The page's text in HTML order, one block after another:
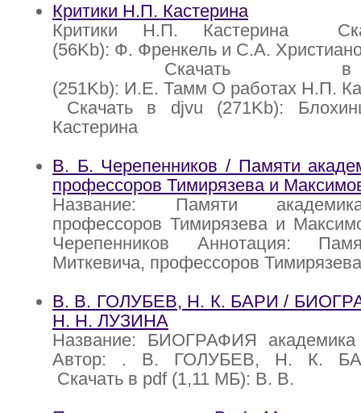
Критики Н.П. Кастерина
Критики Н.П. Кастерина
(56Kb): Ф. Френкель и С.А.
Скачать
(251Kb): И.Е. Тамм О работах Н.П.
Скачать в djvu (271Kb):
Кастерина
В. Б. Черепенников / Памяти
профессоров Тимирязева и
Название: Памяти
профессоров Тимирязева и
Черепенников Аннотация:
Миткевича, профессоров
В. В. ГОЛУБЕВ, Н. К. БАРИ /
Н. Н. ЛУЗИНА
Название: БИОГРАФИЯ
Автор: . В. ГОЛУБЕВ, Н. К.
Скачать в pdf (1,11 МБ): В. В.